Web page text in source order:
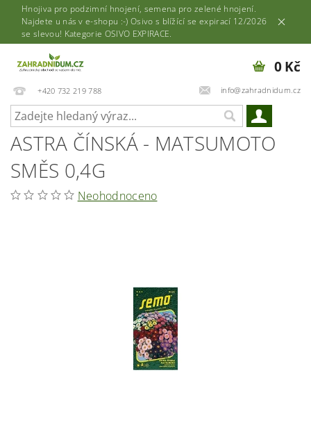
Hnojiva pro podzimní hnojení, semena pro zelené hnojení.
Najdete u nás v e-shopu :-) Osivo s blížící se expirací 12/2026
se slevou! Kategorie OSIVO EXPIRACE.
+420 732 219 788 info@zahradnidum.cz
0 Kč
ASTRA ČÍNSKÁ - MATSUMOTO
SMĚS 0,4G
Neohodnoceno